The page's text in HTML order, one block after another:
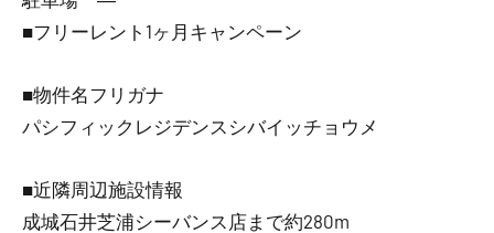
■フリーレント1ヶ月キャンペーン
■物件名フリガナ
パシフィックレジデンスシバイッチョウメ
■近隣周辺施設情報
成城石井芝浦シーバンス店まで約280m